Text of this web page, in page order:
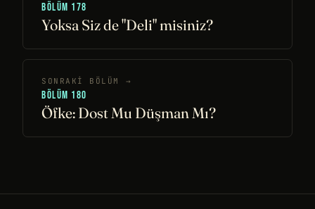
BÖLÜM 178
Yoksa Siz de "Deli" misiniz?
SONRAKI BÖLÜM →
BÖLÜM 180
Öfke: Dost Mu Düşman Mı?